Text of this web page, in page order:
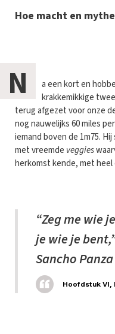
Hoe macht en
N
a een kort en
krakkemikkige
terug afgezet voor onze
nog nauwelijks 60 miles
iemand boven de 1m75.
met vreemde veggies
herkomst kende, met
“Zeg me wie
je wie je
Sancho
Hoofdstuk VI,